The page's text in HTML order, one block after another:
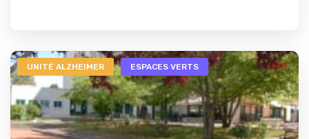
UNITÉ ALZHEIMER ESPACES VERTS